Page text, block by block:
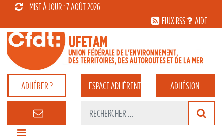
MISE À JOUR : 7 AOÛT 2026
FLUX RSS
AIDE
ADHÉRER ? ESPACEADHÉRENT ADHÉSION